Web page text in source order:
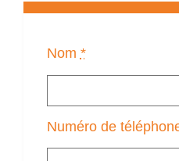
Nom *
Numéro de